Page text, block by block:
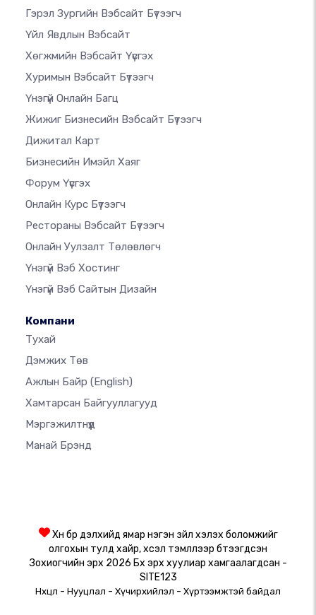
Гэрэл Зургийн Вэбсайт Бүтээгч
Үйл Явдлын Вэбсайт
Хөгжмийн Вэбсайт Үүсгэх
Хуримын Вэбсайт Бүтээгч
Үнэгүй Онлайн Багц
Жижиг Бизнесийн Вэбсайт Бүтээгч
Дижитал Карт
Бизнесийн Имэйл Хаяг
Форум Үүсгэх
Онлайн Курс Бүтээгч
Рестораны Вэбсайт Бүтээгч
Онлайн Уулзалт Төлөвлөгч
Үнэгүй Вэб Хостинг
Үнэгүй Вэб Сайтын Дизайн
Компани
Тухай
Дэмжих Төв
Ажлын Байр (English)
Хамтарсан Байгууллагууд
Мэргэжилтнүүд
Манай Брэнд
Хүн бүр дэлхийд ямар нэгэн зүйл хэлэх боломжийг
олгохын тулд хайр, хүсэл тэмүүллээр бүтээгдсэн
Зохиогчийн эрх 2026 Бүх эрх хуулиар хамгаалагдсан -
SITE123
Нөхцөл - Нууцлал - Хүчирхийлэл - Хүртээмжтэй байдал